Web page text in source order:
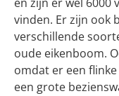
vinden. Er zijn ook
verschillende
oude eikenboom.
omdat er een
een grote